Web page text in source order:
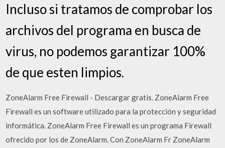
Incluso si tratamos de comprobar los
archivos del programa en busca de
virus, no podemos garantizar 100%
de que esten limpios.
ZoneAlarm Free Firewall - Descargar gratis. ZoneAlarm Free
Firewall es un software utilizado para la protección y seguridad
informática. ZoneAlarm Free Firewall es un programa Firewall
ofrecido por los de ZoneAlarm. Con ZoneAlarm Fr ZoneAlarm